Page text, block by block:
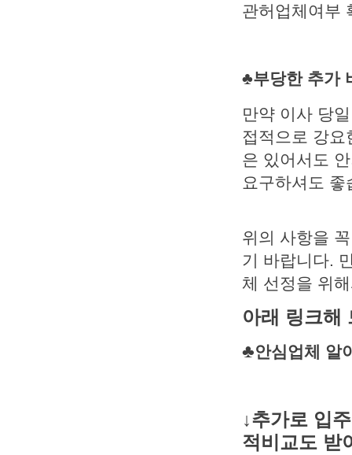
관허업체여부
♣부당한 추가
만약 이사 당
접적으로 강요
은 있어서도
요구하셔도 좋
위의 사항을
기 바랍니다.
체 선정을 위
아래 링크해
♣안심업체 알
↓추가로 입
적비교도 받